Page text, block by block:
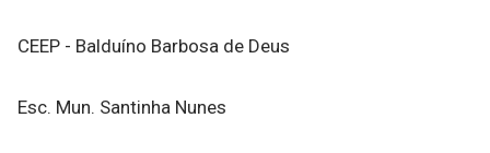
CEEP - Balduíno Barbosa de Deus
Esc. Mun. Santinha Nunes